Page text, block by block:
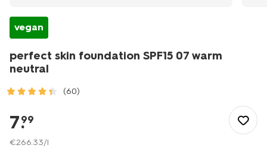
vegan
perfect skin foundation SPF15 07 warm
neutral
(60)
gezond/make-
up/foundation/perfect-
skin-
7.
99
€266.33/l